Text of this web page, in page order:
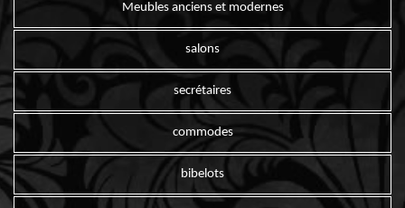
Meubles anciens et modernes
salons
secrétaires
commodes
bibelots